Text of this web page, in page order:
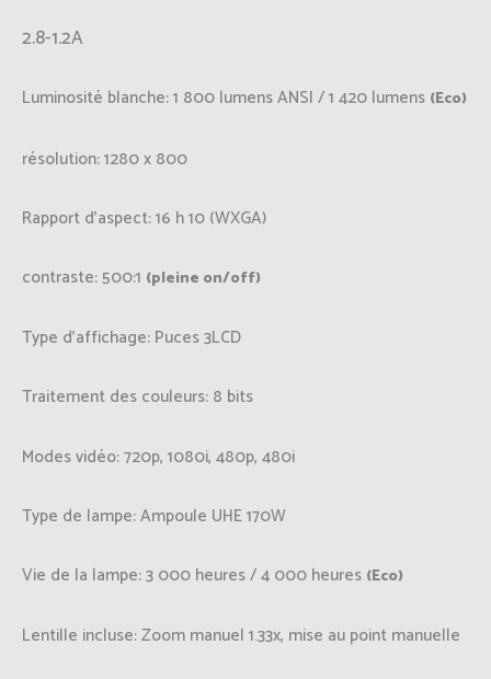
2.8-1.2A
Luminosité blanche:1 800 lumens ANSI / 1 420 lumens (Eco)
résolution:1280 x 800
Rapport d’aspect:16 h 10 (WXGA)
contraste:500:1 (pleine on/off)
Type d’affichage: Puces 3LCD
Traitement des couleurs: 8 bits
Modes vidéo:720p, 1080i, 480p, 480i
Type de lampe:Ampoule UHE 170W
Vie de la lampe:3 000 heures / 4 000 heures (Eco)
Lentille incluse:Zoom manuel 1.33x, mise au point manuelle